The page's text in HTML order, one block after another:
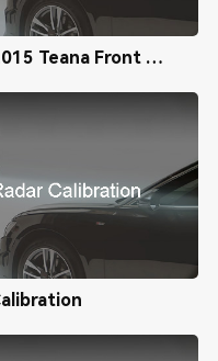
Nissan ADAS Calibration | 2015 Teana Front Camera Calibration